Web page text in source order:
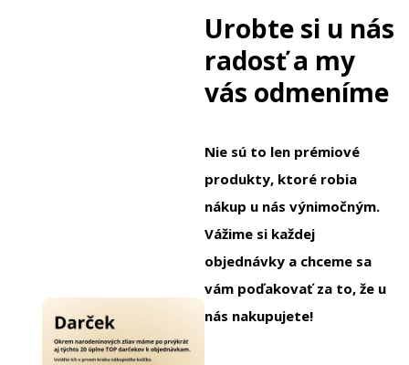
Urobte si u nás
radosť a my
vás odmeníme
Nie sú to len prémiové
produkty, ktoré robia
nákup u nás výnimočným.
Vážime si každej
objednávky a chceme sa
vám poďakovať za to, že u
nás nakupujete!